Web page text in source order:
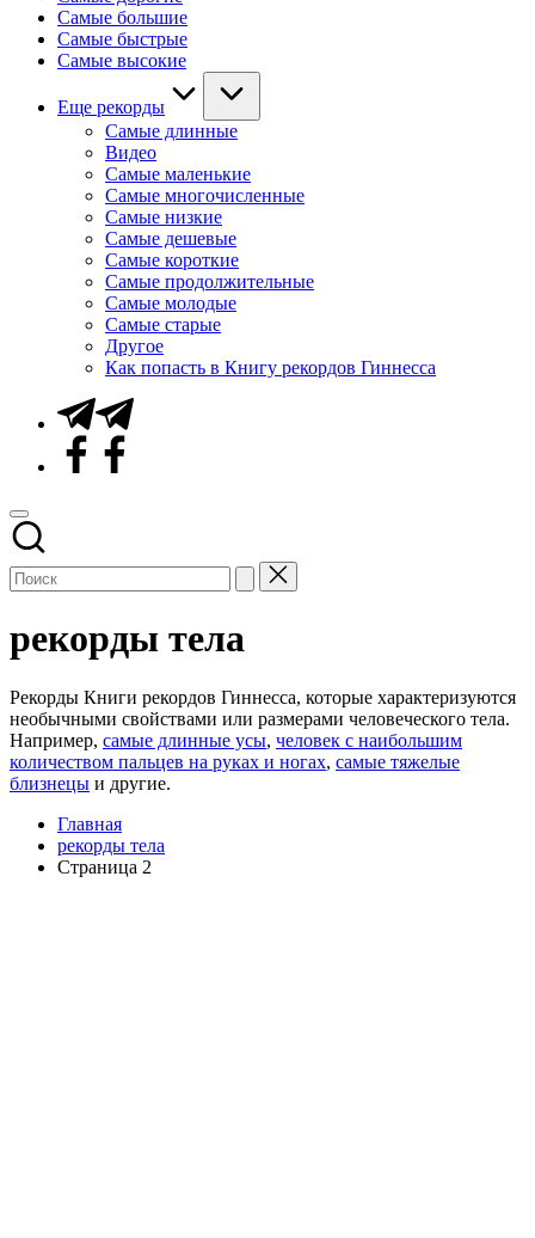
Самые большие
Самые быстрые
Самые высокие
Еще рекорды
Самые длинные
Видео
Самые маленькие
Самые многочисленные
Самые низкие
Самые дешевые
Самые короткие
Самые продолжительные
Самые молодые
Самые старые
Другое
Как попасть в Книгу рекордов Гиннесса
Telegram
Facebook
рекорды тела
Рекорды Книги рекордов Гиннесса, которые характеризуются
необычными свойствами или размерами человеческого тела.
Например, самые длинные усы, человек с наибольшим
количеством пальцев на руках и ногах, самые тяжелые
близнецы и другие.
Главная
рекорды тела
Страница 2